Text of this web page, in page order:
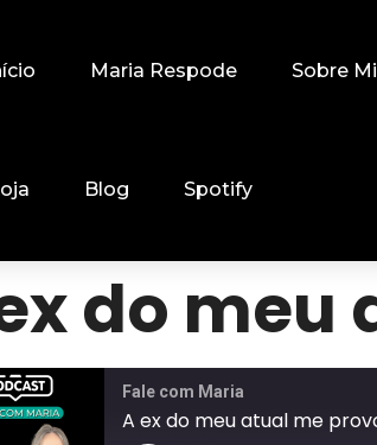
Maria Respode Sobre
Blog Spotify
do meu
Fale com Maria
A ex do meu atual me